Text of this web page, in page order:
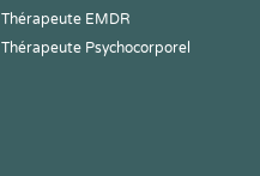
Thérapeute EMDR
Thérapeute Psychocorporel